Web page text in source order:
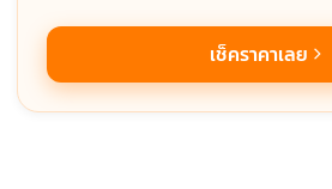
เช็คราคาเลย